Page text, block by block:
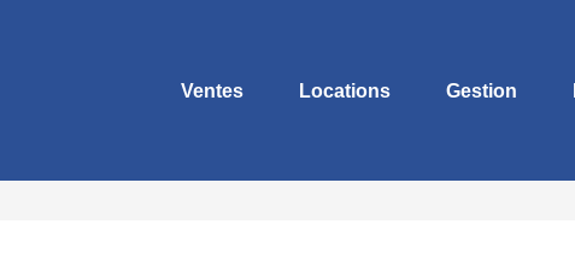
Ventes Locations Gestion